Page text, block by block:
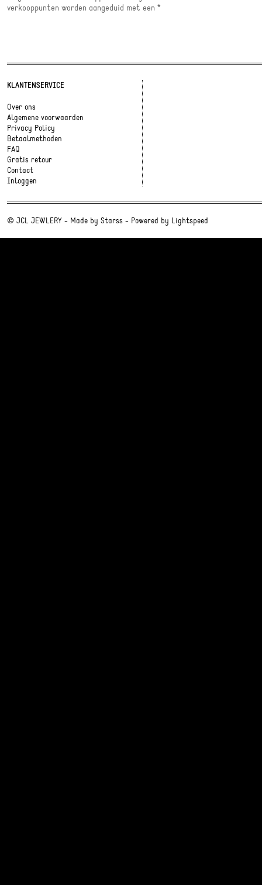
verkooppunten worden aangeduid met een *
KLANTENSERVICE
Over ons
Algemene voorwaarden
Privacy Policy
Betaalmethoden
FAQ
Gratis retour
Contact
Inloggen
© JCL JEWLERY - Made by Starss - Powered by Lightspeed